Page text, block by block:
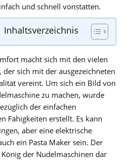
und schnell vonstatten.
Inhaltsverzeichnis
macht sich mit den vielen
sich mit der ausgezeichneten
vereint. Um sich ein Bild von
zu machen, wurde
der einfachen
Fähigkeiten erstellt. Es kann
aber eine elektrische
ein Pasta Maker sein. Der
der Nudelmaschinen dar